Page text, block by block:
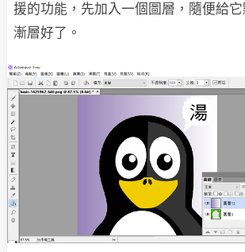
援的功能，先加入一個圖層，隨便給
漸層好了。